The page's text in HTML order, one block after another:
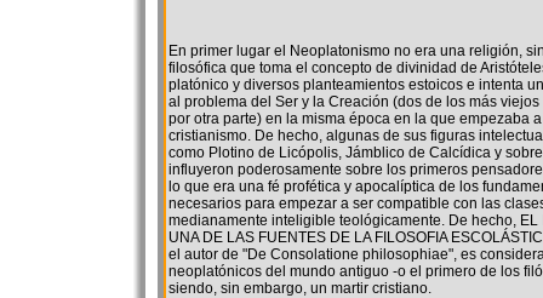
En primer lugar el Neoplatonismo no era una religión,
filosófica que toma el concepto de divinidad de
platónico y diversos planteamientos estoicos e intenta
al problema del Ser y la Creación (dos de los más
por otra parte) en la misma época en la que empezaba
cristianismo. De hecho, algunas de sus figuras
como Plotino de Licópolis, Jámblico de Calcídica y
influyeron poderosamente sobre los primeros
lo que era una fé profética y apocalíptica de los
necesarios para empezar a ser compatible con las
medianamente inteligible teológicamente. De hecho, EL
UNA DE LAS FUENTES DE LA FILOSOFIA
el autor de "De Consolatione philosophiae", es
neoplatónicos del mundo antiguo -o el primero de los
siendo, sin embargo, un martir cristiano.